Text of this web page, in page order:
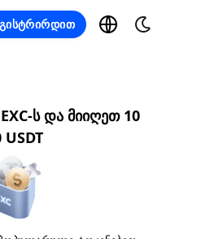
ს და მიიღეთ 10
USDT